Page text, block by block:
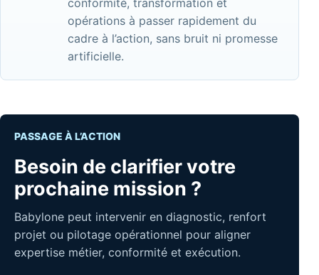
conformité, transformation et
opérations à passer rapidement du
cadre à l’action, sans bruit ni promesse
artificielle.
PASSAGE À L’ACTION
Besoin de clarifier votre
prochaine mission ?
Babylone peut intervenir en diagnostic, renfort
projet ou pilotage opérationnel pour aligner
expertise métier, conformité et exécution.